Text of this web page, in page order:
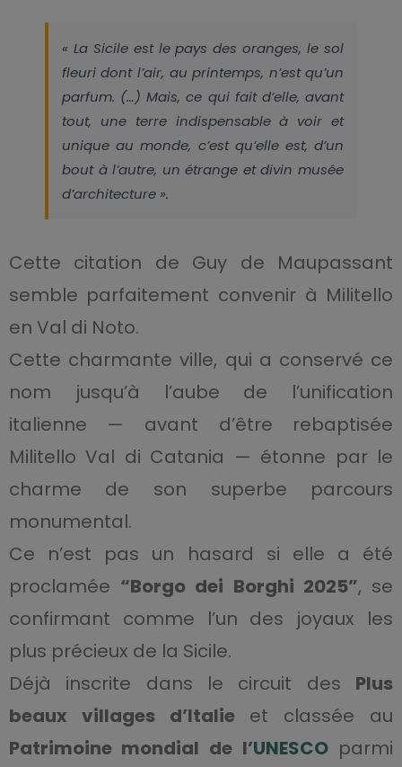
« La Sicile est le pays des oranges, le sol
fleuri dont l’air, au printemps, n’est qu’un
parfum. (…) Mais, ce qui fait d’elle, avant
tout, une terre indispensable à voir et
unique au monde, c’est qu’elle est, d’un
bout à l’autre, un étrange et divin musée
d’architecture ».
Cette citation de Guy de Maupassant
semble parfaitement convenir à Militello
en Val di Noto.
Cette charmante ville, qui a conservé ce
nom jusqu’à l’aube de l’unification
italienne — avant d’être rebaptisée
Militello Val di Catania — étonne par le
charme de son superbe parcours
monumental.
Ce n’est pas un hasard si elle a été
proclamée “Borgo dei Borghi 2025”, se
confirmant comme l’un des joyaux les
plus précieux de la Sicile.
Déjà inscrite dans le circuit des Plus
beaux villages d’Italieet classée au
Patrimoine mondial de l’UNESCOparmi